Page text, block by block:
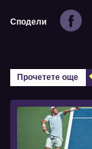
Сподели
Прочетете още